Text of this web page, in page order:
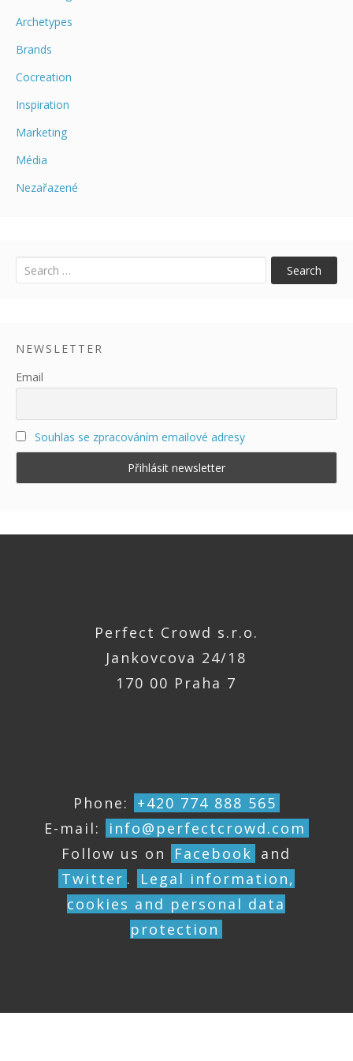
Archetypes
Brands
Cocreation
Inspiration
Marketing
Média
Nezařazené
Uncategorized
Search
NEWSLETTER
Email
Souhlas se zpracováním emailové adresy
Perfect Crowd s.r.o.
Jankovcova 24/18
170 00 Praha 7
Phone:
+420 774 888 565
E-mail:
info@perfectcrowd.com
Follow us on
Facebook and
Twitter .
Legal information,
cookies and personal data
protection